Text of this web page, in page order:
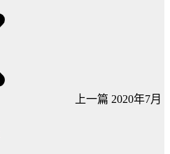
上一篇 2020年7月